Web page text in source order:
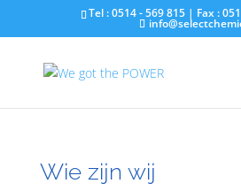
Tel : 0514 - 569 815 | Fax :
Wie zijn wij